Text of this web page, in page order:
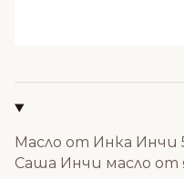
Масло от Инка Инчи
Саша Инчи масло от